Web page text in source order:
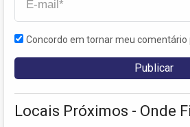
Concordo em tornar meu comentário
Locais Próximos - Onde